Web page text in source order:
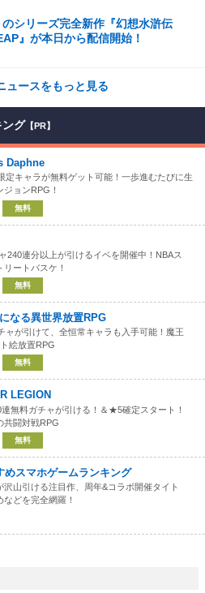
シリーズ完全新作『幻想水滸伝
』が本日から配信開始！
ュースをもっと見る
ング 【PR】
Daphne
定キャラが無料ゲット可能！一歩進むたびに生
ョンRPG！
無料
240連分以上が引けるイベを開催中！NBAス
ートバスケ！
無料
なる異世界放置RPG
ャが引けて、全恒常キャラも入手可能！魔王
絵放置RPG
無料
LEGION
無料ガチャが引ける！＆★5確定スタート！
共闘対戦RPG
無料
めスマホゲームランキング
山引ける注目作、周年&コラボ開催タイト
どを完全網羅！